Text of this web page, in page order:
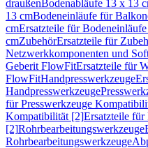
draußenBodenabläufe 13 x 13
13 cmBodeneinläufe für
cmErsatzteile für
cmZubehörErsatzteile für
Netzwerkkomponenten und
Geberit FlowFitErsatzteile für
FlowFitHandpresswerkzeuge
Handpresswerkzeuge
für Presswerkzeuge
Kompatibilität [2]Ersatzteile
[2]Rohrbearbeitungswerkzeuge
Rohrbearbeitungswerkzeuge